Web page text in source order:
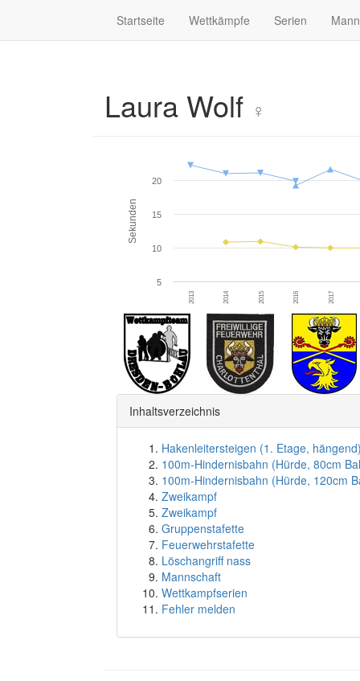
Startseite Wettkämpfe Serien
Laura Wolf ♀
Sekunden
2013 2014 2015 2016 2017
5
10
15
20
Inhaltsverzeichnis
Hakenleitersteigen (1. Etage,
100m-Hindernisbahn (Hürde, 80cm
100m-Hindernisbahn (Hürde, 120cm
Zweikampf
Zweikampf
Gruppenstafette
Feuerwehrstafette
Löschangriff nass
Mannschaft
Wettkampfserien
Fehler melden